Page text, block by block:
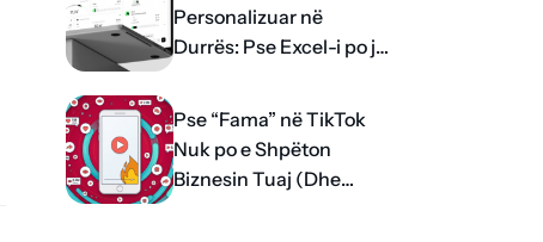
Personalizuar në
Durrës: Pse Excel-i po ju
Pse “Fama” në TikTok
Nuk po e Shpëton
Biznesin Tuaj (Dhe